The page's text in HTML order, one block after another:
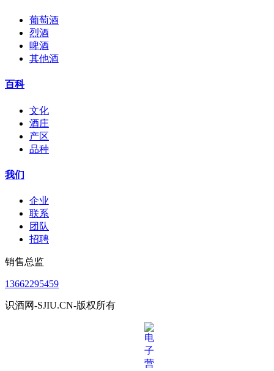
葡萄酒
烈酒
啤酒
其他酒
百科
文化
酒庄
产区
品种
我们
企业
联系
团队
招聘
销售总监
13662295459
识酒网-SJIU.CN-版权所有